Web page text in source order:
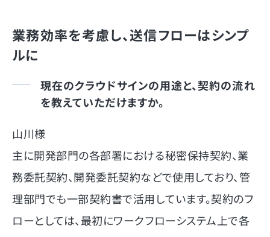
業務効率を考慮し、送信フローはシンプ
ルに
現在のクラウドサインの用途と、契約の流れ
を教えていただけますか。
山川様
主に開発部門の各部署における秘密保持契約、業
務委託契約、開発委託契約などで使用しており、管
理部門でも一部契約書で活用しています。契約のフ
ローとしては、最初にワークフローシステム上で各